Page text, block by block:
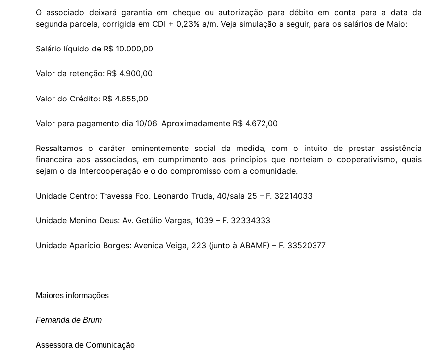
O associado deixará garantia em cheque ou autorização para débito em conta para a data da
segunda parcela, corrigida em CDI + 0,23% a/m. Veja simulação a seguir, para os salários de Maio:
Salário líquido de R$ 10.000,00
Valor da retenção: R$ 4.900,00
Valor do Crédito: R$ 4.655,00
Valor para pagamento dia 10/06: Aproximadamente R$ 4.672,00
Ressaltamos o caráter eminentemente social da medida, com o intuito de prestar assistência
financeira aos associados, em cumprimento aos princípios que norteiam o cooperativismo, quais
sejam o da Intercooperação e o do compromisso com a comunidade.
Unidade Centro: Travessa Fco. Leonardo Truda, 40/sala 25 – F. 32214033
Unidade Menino Deus: Av. Getúlio Vargas, 1039 – F. 32334333
Unidade Aparício Borges: Avenida Veiga, 223 (junto à ABAMF) – F. 33520377
Maiores informações
Fernanda de Brum
Assessora de Comunicação